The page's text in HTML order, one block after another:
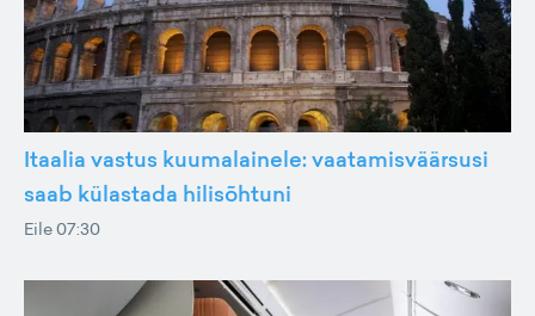
Itaalia vastus kuumalainele: vaatamisväärsusi
saab külastada hilisõhtuni
Eile 07:30